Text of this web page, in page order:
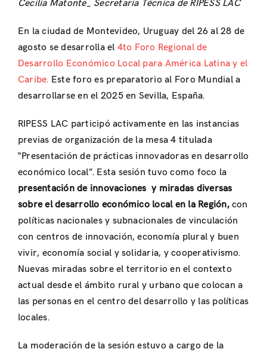
Cecilia Matonte_ Secretaria Técnica de RIPESS LAC
En la ciudad de Montevideo, Uruguay del 26 al 28 de
agosto se desarrolla el 4to Foro Regional de
Desarrollo Económico Local para América Latina y el
Caribe. Este foro es preparatorio al Foro Mundial a
desarrollarse en el 2025 en Sevilla, España.
RIPESS LAC participó activamente en las instancias
previas de organización de la mesa 4 titulada
“Presentación de prácticas innovadoras en desarrollo
económico local”. Esta sesión tuvo como foco la
presentación de innovaciones y miradas diversas
sobre el desarrollo económico local en la Región,con
políticas nacionales y subnacionales de vinculación
con centros de innovación, economía plural y buen
vivir, economía social y solidaria, y cooperativismo.
Nuevas miradas sobre el territorio en el contexto
actual desde el ámbito rural y urbano que colocan a
las personas en el centro del desarrollo y las políticas
locales.
La moderación de la sesión estuvo a cargo de la